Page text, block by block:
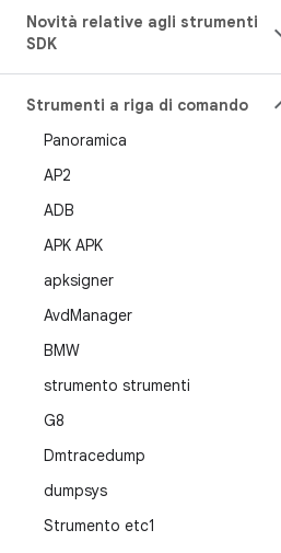
Novità relative agli strumenti
SDK
Strumenti a riga di comando
Panoramica
AP2
ADB
APK APK
apksigner
AvdManager
BMW
strumento strumenti
G8
Dmtracedump
dumpsys
Strumento etc1